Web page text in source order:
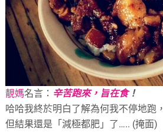
靚媽名言： 辛苦跑來，旨在食！
哈哈我終於明白了解為何我不停地跑，
但結果還是「減極都肥」了….. (掩面)